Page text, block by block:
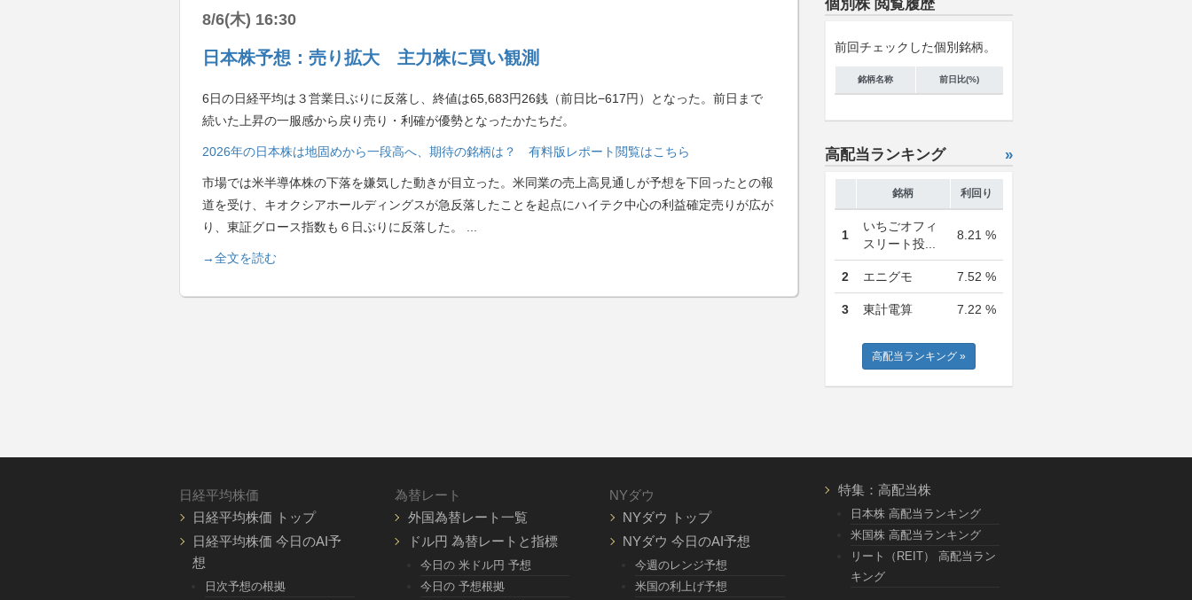
8/6(木) 16:30
日本株予想：売り拡大 主力株に買い観測
6日の日経平均は３営業日ぶりに反落し、終値は65,683円26銭（前日比−617円）となった。前日まで
続いた上昇の一服感から戻り売り・利確が優勢となったかたちだ。
2026年の日本株は地固めから一段高へ、期待の銘柄は？ 有料版レポート閲覧はこちら
市場では米半導体株の下落を嫌気した動きが目立った。米同業の売上高見通しが予想を下回ったとの報
道を受け、キオクシアホールディングスが急反落したことを起点にハイテク中心の利益確定売りが広が
り、東証グロース指数も６日ぶりに反落した。
→全文を読む
個別株 閲覧履歴
前回チェックした個別銘柄。
銘柄名称 前日比(%)
高配当ランキング »
銘柄 利回り
1
いちごオフィ
スリート投...
8.21 %
2 エニグモ 7.52 %
3 東計電算 7.22 %
高配当ランキング »
日経平均株価
日経平均株価 トップ
日経平均株価 今日のAI予
想
日次予想の根拠
為替レート
外国為替レート一覧
ドル円 為替レートと指標
今日の 米ドル円 予想
今日の 予想根拠
NYダウ
NYダウ トップ
NYダウ 今日のAI予想
今週のレンジ予想
米国の利上げ予想
特集：高配当株
日本株 高配当ランキング
米国株 高配当ランキング
リート（REIT） 高配当ラン
キング